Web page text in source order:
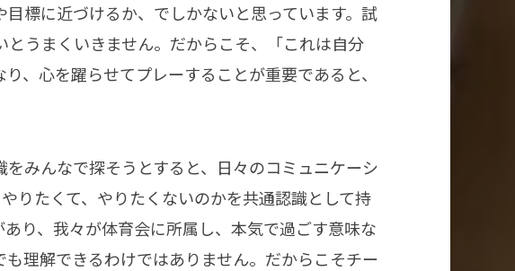
標に近づけるか、でしかないと思っています。試
うまくいきません。だからこそ、「これは自分
、心を躍らせてプレーすることが重要であると、
みんなで探そうとすると、日々のコミュニケーシ
りたくて、やりたくないのかを共通認識として持
り、我々が体育会に所属し、本気で過ごす意味な
理解できるわけではありません。だからこそチー